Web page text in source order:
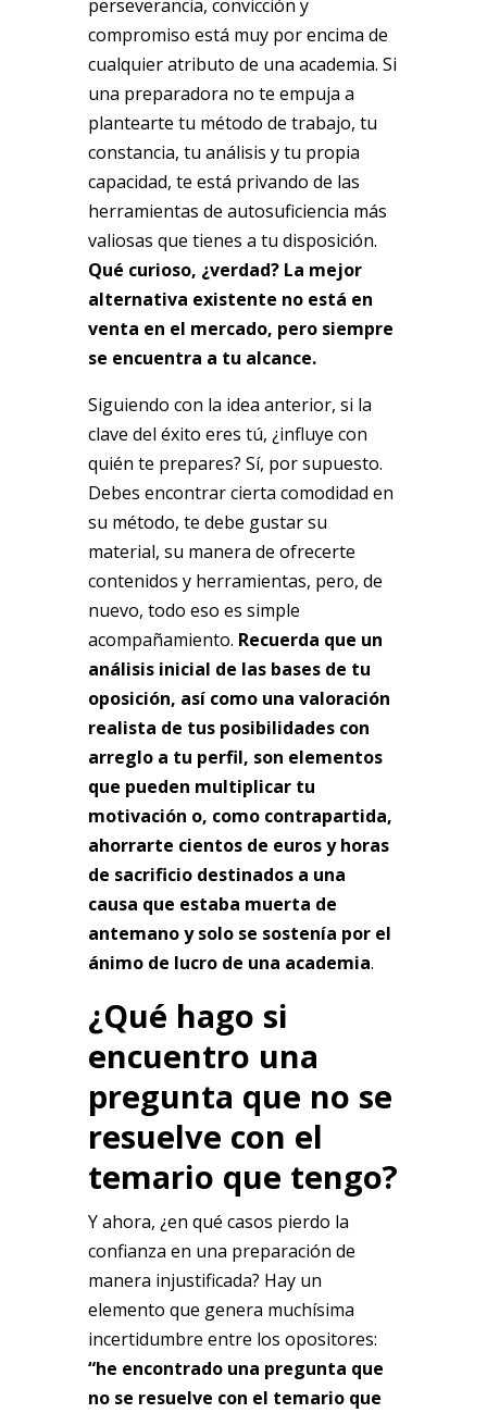
perseverancia, convicción y
compromiso está muy por encima de
cualquier atributo de una academia. Si
una preparadora no te empuja a
plantearte tu método de trabajo, tu
constancia, tu análisis y tu propia
capacidad, te está privando de las
herramientas de autosuficiencia más
valiosas que tienes a tu disposición.
Qué curioso, ¿verdad? La mejor
alternativa existente no está en
venta en el mercado, pero siempre
se encuentra a tu alcance.
Siguiendo con la idea anterior, si la
clave del éxito eres tú, ¿influye con
quién te prepares? Sí, por supuesto.
Debes encontrar cierta comodidad en
su método, te debe gustar su
material, su manera de ofrecerte
contenidos y herramientas, pero, de
nuevo, todo eso es simple
acompañamiento. Recuerda que un
análisis inicial de las bases de tu
oposición, así como una valoración
realista de tus posibilidades con
arreglo a tu perfil, son elementos
que pueden multiplicar tu
motivación o, como contrapartida,
ahorrarte cientos de euros y horas
de sacrificio destinados a una
causa que estaba muerta de
antemano y solo se sostenía por el
ánimo de lucro de una academia.
¿Qué hago si
encuentro una
pregunta que no se
resuelve con el
temario que tengo?
Y ahora, ¿en qué casos pierdo la
confianza en una preparación de
manera injustificada? Hay un
elemento que genera muchísima
incertidumbre entre los opositores:
“he encontrado una pregunta que
no se resuelve con el temario que